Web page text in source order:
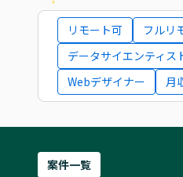
リモート可 フルリ
データサイエンティス
Webデザイナー
月
案件一覧